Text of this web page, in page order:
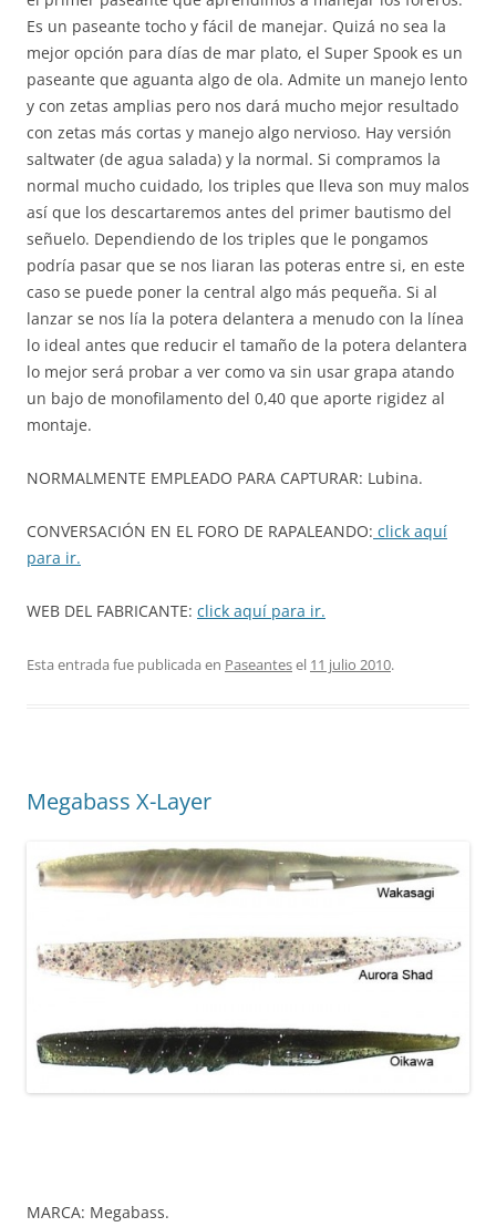
Es un paseante tocho y fácil de manejar. Quizá no sea la
mejor opción para días de mar plato, el Super Spook es un
paseante que aguanta algo de ola. Admite un manejo lento
y con zetas amplias pero nos dará mucho mejor resultado
con zetas más cortas y manejo algo nervioso. Hay versión
saltwater (de agua salada) y la normal. Si compramos la
normal mucho cuidado, los triples que lleva son muy malos
así que los descartaremos antes del primer bautismo del
señuelo. Dependiendo de los triples que le pongamos
podría pasar que se nos liaran las poteras entre si, en este
caso se puede poner la central algo más pequeña. Si al
lanzar se nos lía la potera delantera a menudo con la línea
lo ideal antes que reducir el tamaño de la potera delantera
lo mejor será probar a ver como va sin usar grapa atando
un bajo de monofilamento del 0,40 que aporte rigidez al
montaje.
NORMALMENTE EMPLEADO PARA CAPTURAR: Lubina.
CONVERSACIÓN EN EL FORO DE RAPALEANDO: click aquí
para ir.
WEB DEL FABRICANTE: click aquí para ir.
Esta entrada fue publicada en Paseantesel 11 julio 2010.
Megabass X-Layer
MARCA: Megabass.